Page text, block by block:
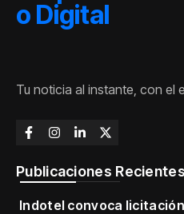
Tu noticia al instante, con el
Publicaciones Recientes
Indotel convoca